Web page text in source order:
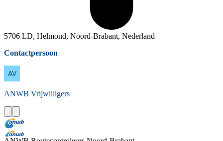
5706 LD, Helmond, Noord-Brabant, Nederland
Contactpersoon
ANWB Vrijwilligers